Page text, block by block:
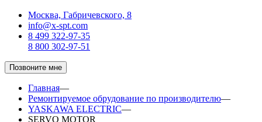
Москва, Габричевского, 8
info@x-spt.com
8 499 322-97-35
8 800 302-97-51
Позвоните мне
Главная—
Ремонтируемое обрудование по производителю—
YASKAWA ELECTRIC—
SERVO MOTOR